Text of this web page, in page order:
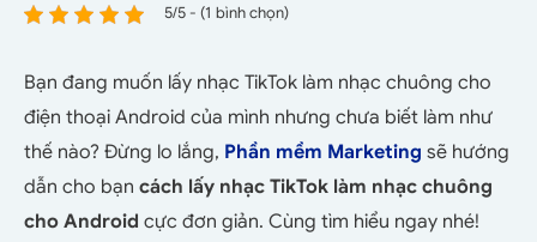
5/5 - (1 bình chọn)
Bạn đang muốn lấy nhạc TikTok làm nhạc chuông cho
điện thoại Android của mình nhưng chưa biết làm như
thế nào? Đừng lo lắng, Phần mềm Marketing sẽ hướng
dẫn cho bạn cách lấy nhạc TikTok làm nhạc chuông
cho Android cực đơn giản. Cùng tìm hiểu ngay nhé!